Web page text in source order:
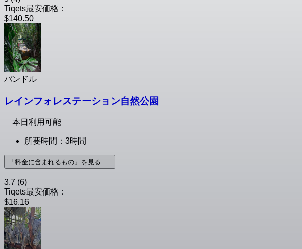
Tiqets最安価格：
$140.50
バンドル
レインフォレステーション自然公園
本日利用可能
所要時間：3時間
「料金に含まれるもの」を見る
3.7 (6)
Tiqets最安価格：
$16.16